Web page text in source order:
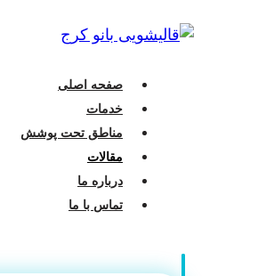
صفحه اصلی
خدمات
مناطق تحت پوشش
مقالات
درباره ما
تماس با ما